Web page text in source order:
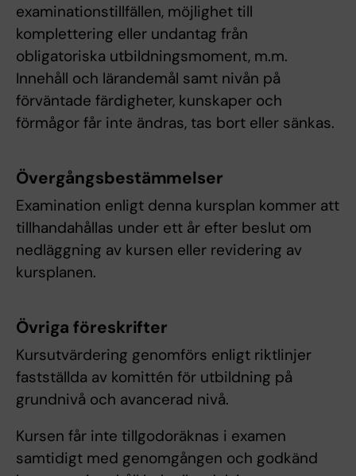
examinationstillfällen, möjlighet till
komplettering eller undantag från
obligatoriska utbildningsmoment, m.m.
Innehåll och lärandemål samt nivån på
förväntade färdigheter, kunskaper och
förmågor får inte ändras, tas bort eller sänkas.
Övergångsbestämmelser
Examination enligt denna kursplan kommer att
tillhandahållas under ett år efter beslut om
nedläggning av kursen eller revidering av
kursplanen.
Övriga föreskrifter
Kursutvärdering genomförs enligt riktlinjer
fastställda av komittén för utbildning på
grundnivå och avancerad nivå.
Kursen får inte tillgodoräknas i examen
samtidigt med genomgången och godkänd